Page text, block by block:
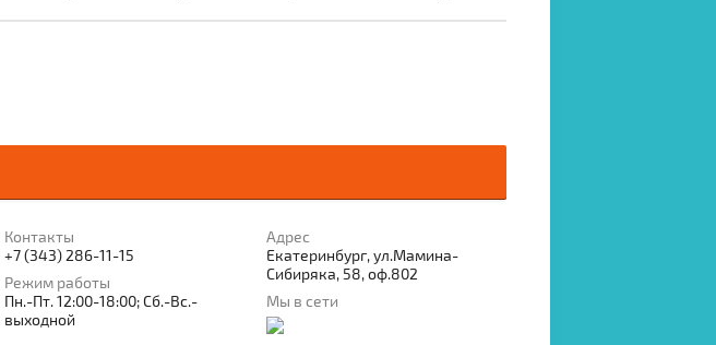
Контакты
+7 (343) 286-11-15
Режим работы
Пн.-Пт. 12:00-18:00; Сб.-Вс.-
выходной
Адрес
Екатеринбург, ул.Мамина-
Сибиряка, 58, оф.802
Мы в сети